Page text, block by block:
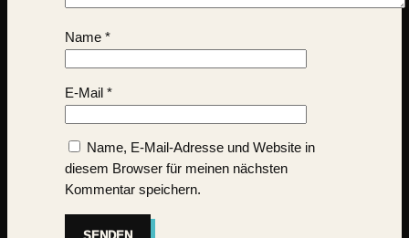
Name *
E-Mail *
Name, E-Mail-Adresse und Website in
diesem Browser für meinen nächsten
Kommentar speichern.